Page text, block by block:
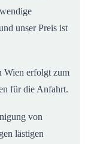
unser Preis ist
Wien erfolgt zum
für die Anfahrt.
von
lästigen